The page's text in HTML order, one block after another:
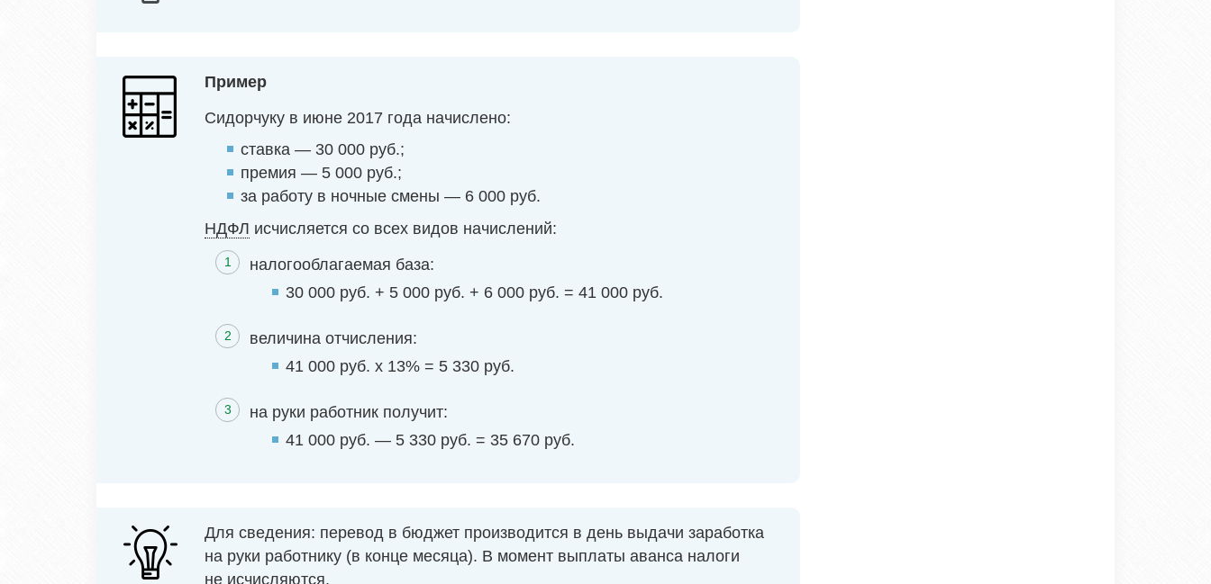
Пример
Сидорчуку в июне 2017 года начислено:
ставка — 30 000 руб.;
премия — 5 000 руб.;
за работу в ночные смены — 6 000 руб.
НДФЛ исчисляется со всех видов начислений:
налогооблагаемая база:
30 000 руб. + 5 000 руб. + 6 000 руб. = 41 000 руб.
величина отчисления:
41 000 руб. х 13% = 5 330 руб.
на руки работник получит:
41 000 руб. — 5 330 руб. = 35 670 руб.
Для сведения: перевод в бюджет производится в день выдачи заработка
на руки работнику (в конце месяца). В момент выплаты аванса налоги
не исчисляются.